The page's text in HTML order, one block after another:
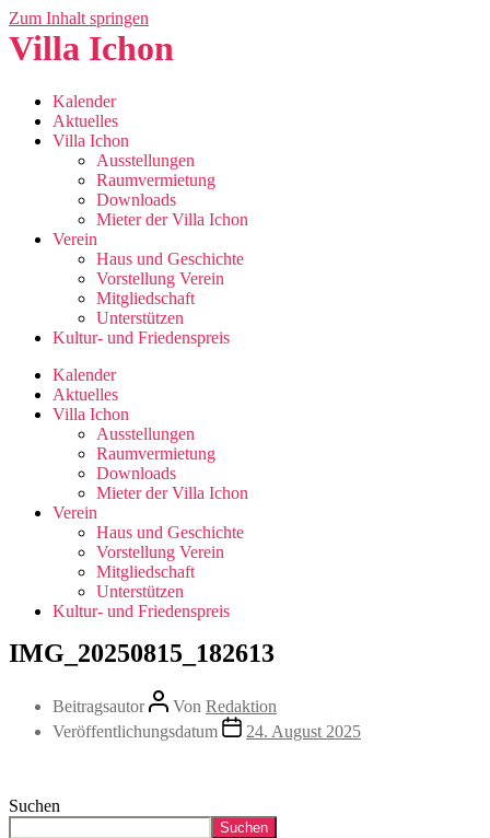
Zum Inhalt springen
Villa Ichon
Kalender
Aktuelles
Villa Ichon
Ausstellungen
Raumvermietung
Downloads
Mieter der Villa Ichon
Verein
Haus und Geschichte
Vorstellung Verein
Mitgliedschaft
Unterstützen
Kultur- und Friedenspreis
Kalender
Aktuelles
Villa Ichon
Ausstellungen
Raumvermietung
Downloads
Mieter der Villa Ichon
Verein
Haus und Geschichte
Vorstellung Verein
Mitgliedschaft
Unterstützen
Kultur- und Friedenspreis
IMG_20250815_182613
Beitragsautor Von Redaktion
Veröffentlichungsdatum
24. August 2025
Suchen
Suchen